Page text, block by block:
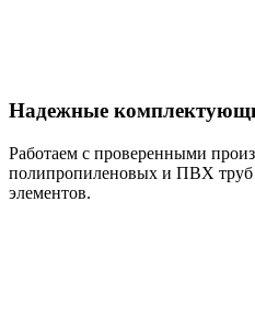
Надежные
Работаем с проверенными
полипропиленовых и ПВХ труб
элементов.